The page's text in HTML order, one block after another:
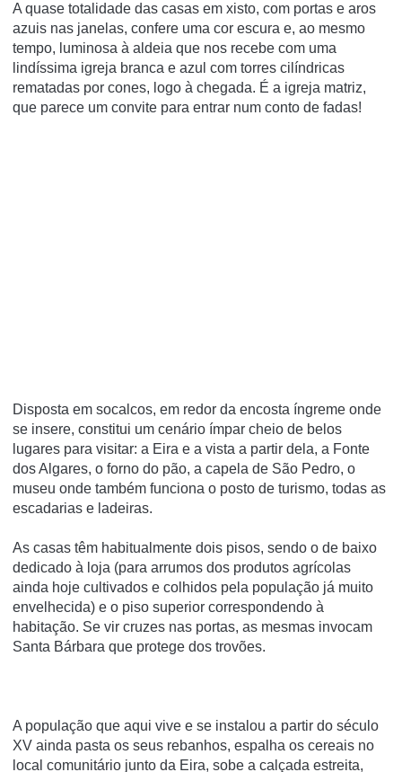
A quase totalidade das casas em xisto, com portas e aros
azuis nas janelas, confere uma cor escura e, ao mesmo
tempo, luminosa à aldeia que nos recebe com uma
lindíssima igreja branca e azul com torres cilíndricas
rematadas por cones, logo à chegada. É a igreja matriz,
que parece um convite para entrar num conto de fadas!
Disposta em socalcos, em redor da encosta íngreme onde
se insere, constitui um cenário ímpar cheio de belos
lugares para visitar: a Eira e a vista a partir dela, a Fonte
dos Algares, o forno do pão, a capela de São Pedro, o
museu onde também funciona o posto de turismo, todas as
escadarias e ladeiras.
As casas têm habitualmente dois pisos, sendo o de baixo
dedicado à loja (para arrumos dos produtos agrícolas
ainda hoje cultivados e colhidos pela população já muito
envelhecida) e o piso superior correspondendo à
habitação. Se vir cruzes nas portas, as mesmas invocam
Santa Bárbara que protege dos trovões.
A população que aqui vive e se instalou a partir do século
XV ainda pasta os seus rebanhos, espalha os cereais no
local comunitário junto da Eira, sobe a calçada estreita,